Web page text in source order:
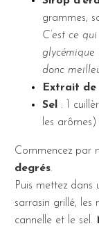
grammes,
C’est ce
glycémique
donc
Extrait de
Sel
: 1
les arômes)
Commencez par
degrés.
Puis mettez dans
sarrasin grillé, les
cannelle et le sel.